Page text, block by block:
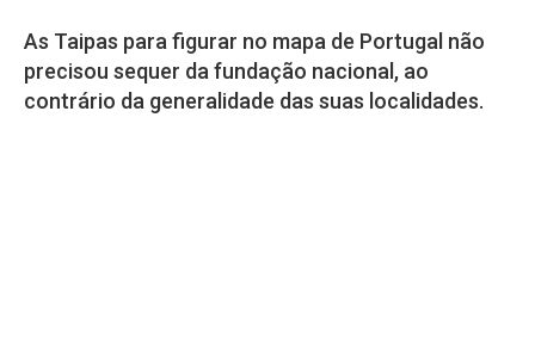
As Taipas para figurar no mapa de Portugal não
precisou sequer da fundação nacional, ao
contrário da generalidade das suas localidades.